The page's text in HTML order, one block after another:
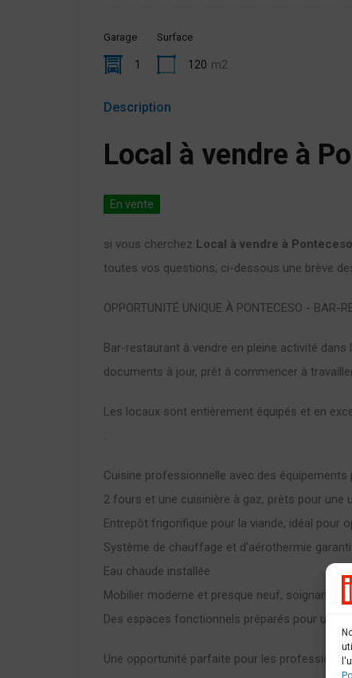
Garage
1
Surface
120 m2
Description
Local à vendre à
En vente
si vous cherchez Local à vendre à Ponteceso
toutes vos questions, ci-dessous une brève
OPPORTUNITÉ UNIQUE À PONTECESO - BAR-
Bar-restaurant à vendre en pleine activité
documents à jour, prêt à commencer à
Les locaux sont entièrement équipés et en
:
Cuisine professionnelle avec des
2 fours et une cuisinière à gaz, prêts pour une
Entrepôt frigorifique pour la viande, idéal pour
Système de chauffage et d'aérothermie
Eau chaude installée
Mobilier moderne et presque neuf, soignant
Des espaces fonctionnels préparés pour un
Une opportunité parfaite pour les